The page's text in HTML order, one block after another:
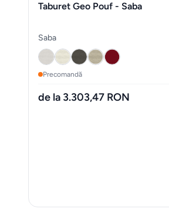
Taburet Geo Pouf - Saba
Saba
Precomandă
de la 3.303,47 RON